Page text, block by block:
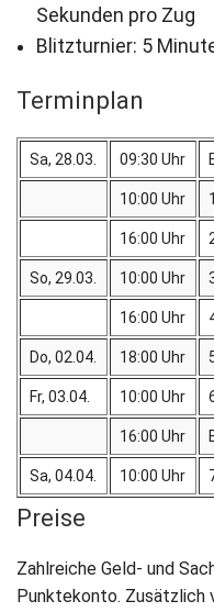
Sekunden pro Zug
Blitzturnier: 5
Terminplan
Sa, 28.03. 09:30 Uhr
10:00 Uhr
16:00 Uhr
So, 29.03. 10:00 Uhr
16:00 Uhr
Do, 02.04. 18:00 Uhr
Fr, 03.04. 10:00 Uhr
16:00 Uhr
Sa, 04.04. 10:00 Uhr
Preise
Zahlreiche Geld- und
Punktekonto. Zusätzlich